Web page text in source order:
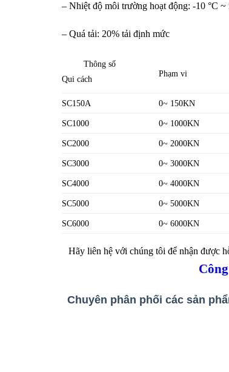
– Nhiệt độ môi trường hoạt động: -10 °C ~
– Quá tải: 20% tải định mức
Thông số
Qui cách
Phạm vi
SC150A 0~ 150KN
SC1000 0~ 1000KN
SC2000 0~ 2000KN
SC3000 0~ 3000KN
SC4000 0~ 4000KN
SC5000 0~ 5000KN
SC6000 0~ 6000KN
Hãy liên hệ với chúng tôi để nhận được
Chuyên phân phối các sản